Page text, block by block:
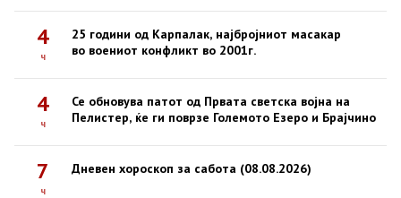
4
ч
25 години од Карпалак, најбројниот масакар
во воениот конфликт во 2001г.
4
ч
Се обновува патот од Првата светска војна на
Пелистер, ќе ги поврзе Големото Езеро и Брајчино
7
ч
Дневен хороскоп за сабота (08.08.2026)